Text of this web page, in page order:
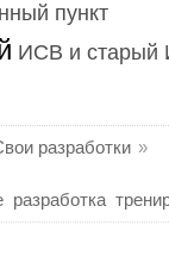
пункт
ИСВ и старый
разработки »
разработка